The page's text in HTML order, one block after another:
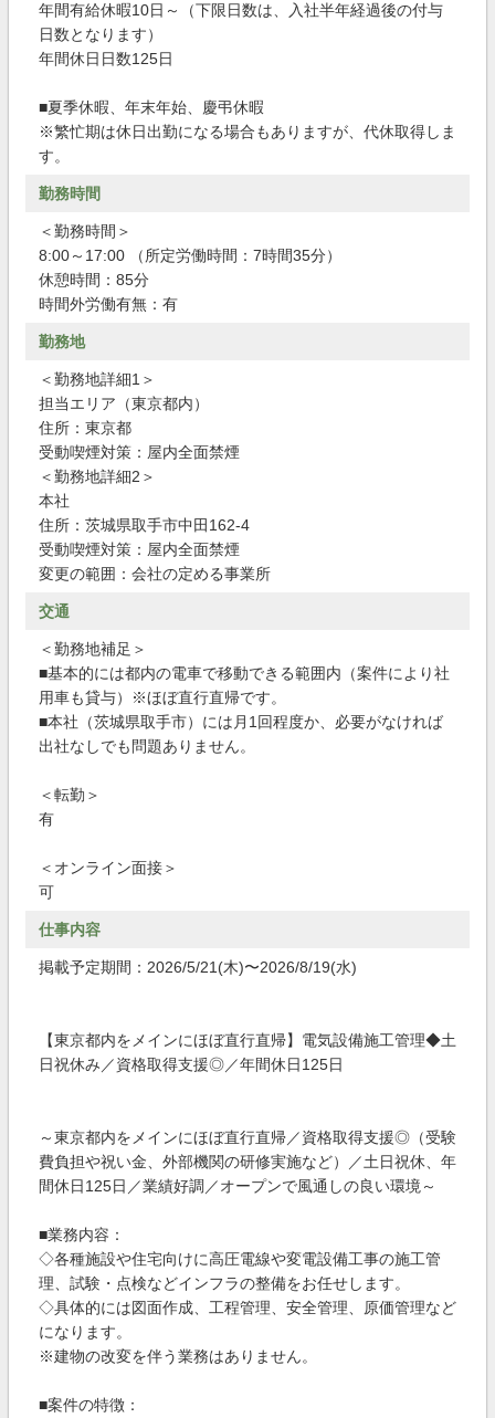
年間有給休暇10日～（下限日数は、入社半年経過後の付与
日数となります）
年間休日日数125日
■夏季休暇、年末年始、慶弔休暇
※繁忙期は休日出勤になる場合もありますが、代休取得しま
す。
勤務時間
＜勤務時間＞
8:00～17:00 （所定労働時間：7時間35分）
休憩時間：85分
時間外労働有無：有
勤務地
＜勤務地詳細1＞
担当エリア（東京都内）
住所：東京都
受動喫煙対策：屋内全面禁煙
＜勤務地詳細2＞
本社
住所：茨城県取手市中田162-4
受動喫煙対策：屋内全面禁煙
変更の範囲：会社の定める事業所
交通
＜勤務地補足＞
■基本的には都内の電車で移動できる範囲内（案件により社
用車も貸与）※ほぼ直行直帰です。
■本社（茨城県取手市）には月1回程度か、必要がなければ
出社なしでも問題ありません。
＜転勤＞
有
＜オンライン面接＞
可
仕事内容
掲載予定期間：2026/5/21(木)〜2026/8/19(水)
【東京都内をメインにほぼ直行直帰】電気設備施工管理◆土
日祝休み／資格取得支援◎／年間休日125日
～東京都内をメインにほぼ直行直帰／資格取得支援◎（受験
費負担や祝い金、外部機関の研修実施など）／土日祝休、年
間休日125日／業績好調／オープンで風通しの良い環境～
■業務内容：
◇各種施設や住宅向けに高圧電線や変電設備工事の施工管
理、試験・点検などインフラの整備をお任せします。
◇具体的には図面作成、工程管理、安全管理、原価管理など
になります。
※建物の改変を伴う業務はありません。
■案件の特徴：